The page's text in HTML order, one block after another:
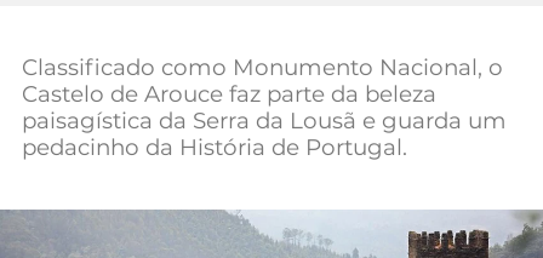
Negócios
Mundial 2026
Classificado como Monumento Nacional, o
Castelo de Arouce faz parte da beleza
paisagística da Serra da Lousã e guarda um
pedacinho da História de Portugal.